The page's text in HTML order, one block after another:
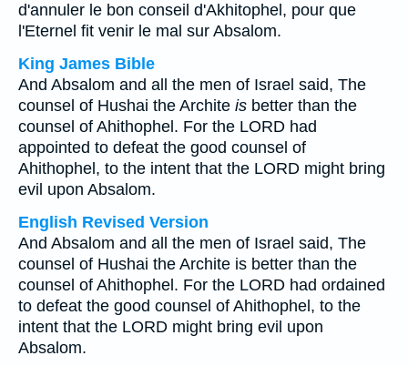
d'annuler le bon conseil d'Akhitophel, pour que
l'Eternel fit venir le mal sur Absalom.
King James Bible
And Absalom and all the men of Israel said, The
counsel of Hushai the Archite is better than the
counsel of Ahithophel. For the LORD had
appointed to defeat the good counsel of
Ahithophel, to the intent that the LORD might bring
evil upon Absalom.
English Revised Version
And Absalom and all the men of Israel said, The
counsel of Hushai the Archite is better than the
counsel of Ahithophel. For the LORD had ordained
to defeat the good counsel of Ahithophel, to the
intent that the LORD might bring evil upon
Absalom.